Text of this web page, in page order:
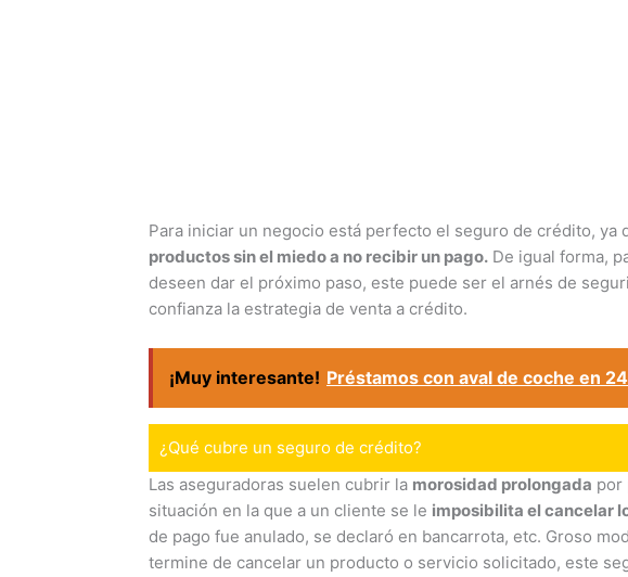
Para iniciar un negocio está perfecto el seguro de crédito, ya
productos sin el miedo a no recibir un pago. De igual forma,
deseen dar el próximo paso, este puede ser el arnés de
confianza la estrategia de venta a crédito.
¡Muy interesante! Préstamos con aval de coche en
¿Qué cubre un seguro de crédito?
Las aseguradoras suelen cubrir la morosidad prolongada por
situación en la que a un cliente se le imposibilita el cancelar
de pago fue anulado, se declaró en bancarrota, etc. Groso
termine de cancelar un producto o servicio solicitado, este